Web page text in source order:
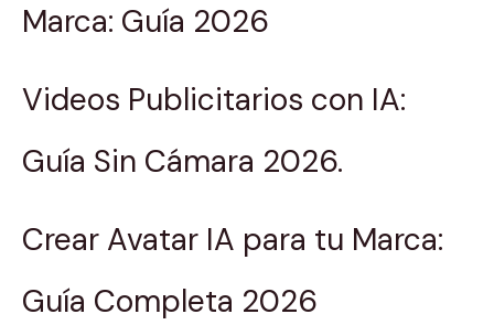
Marca: Guía 2026
Videos Publicitarios con IA:
Guía Sin Cámara 2026.
Crear Avatar IA para tu Marca:
Guía Completa 2026